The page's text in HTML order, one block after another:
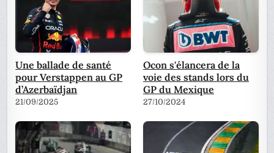
Une ballade de santé
pour Verstappen au GP
d’Azerbaïdjan
21/09/2025
Ocon s'élancera de la
voie des stands lors du
GP du Mexique
27/10/2024